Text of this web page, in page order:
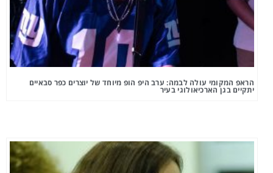
הראפ המקומי עולה לבמה: ערב היפ הופ מיוחד של יוצרים כפר סבאיים
יתקיים בגן הארכיאולוגי בעיר